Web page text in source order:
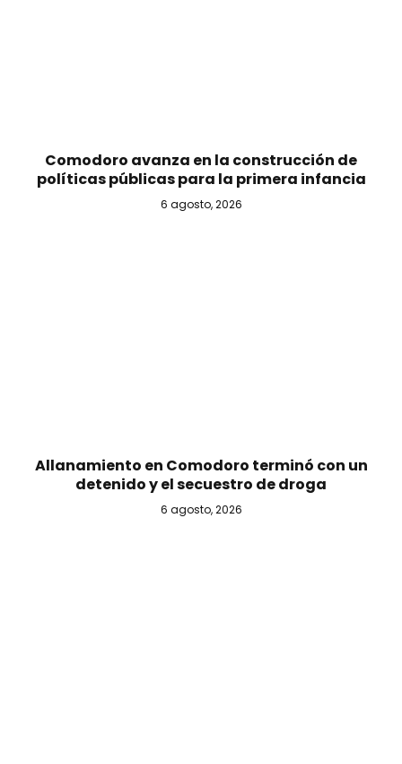
Comodoro avanza en la construcción de
políticas públicas para la primera infancia
6 agosto, 2026
Allanamiento en Comodoro terminó con un
detenido y el secuestro de droga
6 agosto, 2026